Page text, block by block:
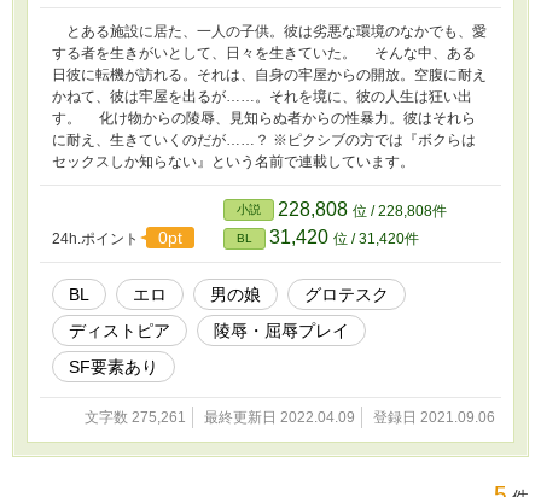
とある施設に居た、一人の子供。彼は劣悪な環境のなかでも、愛
する者を生きがいとして、日々を生きていた。 そんな中、ある
日彼に転機が訪れる。それは、自身の牢屋からの開放。空腹に耐え
かねて、彼は牢屋を出るが……。それを境に、彼の人生は狂い出
す。 化け物からの陵辱、見知らぬ者からの性暴力。彼はそれら
に耐え、生きていくのだが……？ ※ピクシブの方では『ボクらは
セックスしか知らない』という名前で連載しています。
24h.ポイント 0pt
小説 228,808 位 / 228,808件
BL 31,420 位 / 31,420件
BL エロ 男の娘
グロテスク
ディストピア
陵辱・屈辱プレイ
SF要素あり
文字数 275,261 最終更新日 2022.04.09 登録日 2021.09.06